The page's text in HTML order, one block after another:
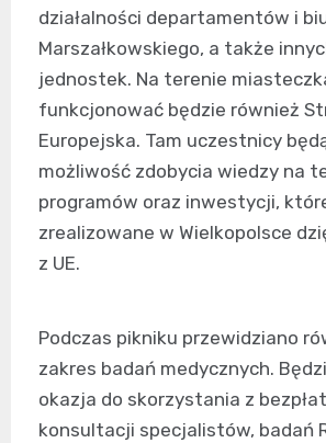
działalności departamentów i
Marszałkowskiego, a także
jednostek. Na terenie
funkcjonować będzie również
Europejska. Tam uczestnicy
możliwość zdobycia wiedzy na
programów oraz inwestycji,
zrealizowane w Wielkopolsce
z UE.
Podczas pikniku przewidziano
zakres badań medycznych.
okazja do skorzystania z
konsultacji specjalistów, badań